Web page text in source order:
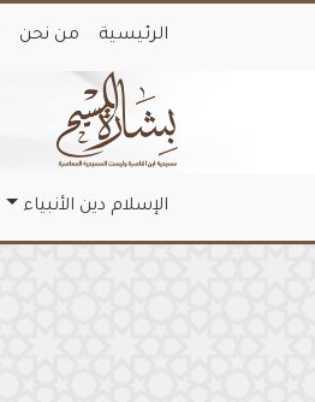
الرئيسية من نحن
الإسلام دين الأنبياء